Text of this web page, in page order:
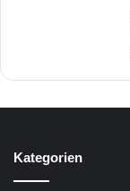
Kategorien